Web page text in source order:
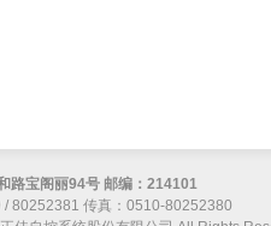
路宝阁丽94号 邮编：214101
80252381 传真：0510-80252380